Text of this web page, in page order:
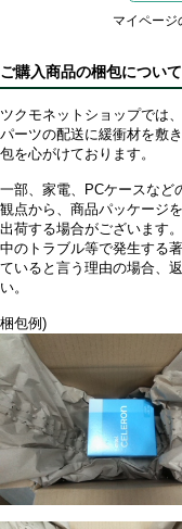
マイペー
ご購入商品の梱包について
ツクモネットショップでは
パーツの配送に緩衝材を敷
包を心がけております。
一部、家電、PCケースなど
観点から、商品パッケージ
出荷する場合がございます
中のトラブル等で発生する
ていると言う理由の場合、
い。
梱包例)